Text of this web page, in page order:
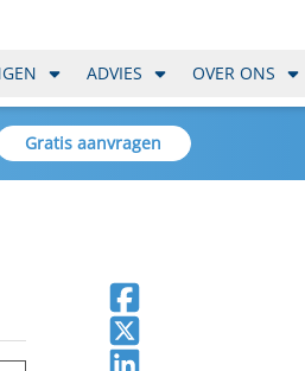
ADVIES OVER ONS
Gratis aanvragen
Deel op Facebook
Deel op X
Deel op LinkedIn